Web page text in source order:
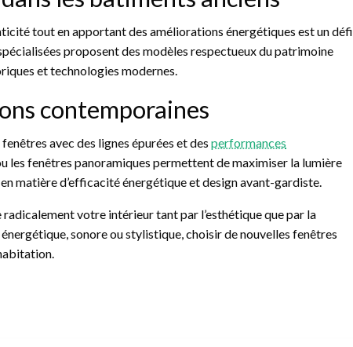
tout en apportant des améliorations énergétiques est un défi
proposent des modèles respectueux du patrimoine
et technologies modernes.
contemporaines
avec des lignes épurées et des performances
les fenêtres panoramiques permettent de maximiser la lumière
matière d’efficacité énergétique et design avant-gardiste.
votre intérieur tant par l’esthétique que par la
sonore ou stylistique, choisir de nouvelles fenêtres